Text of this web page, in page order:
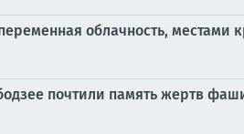
облачность,
почтили память жертв